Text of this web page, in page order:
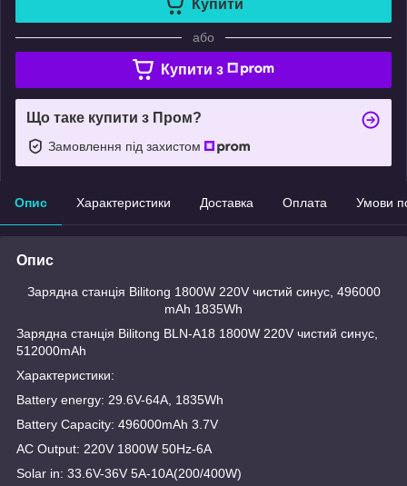
Купити
або
Купити з
Що таке купити з Пром?
Замовлення під захистом
Опис Характеристики Доставка Оплата Умови
Опис
Зарядна станція Bilitong 1800W 220V чистий синус, 496000
mAh 1835Wh
Зарядна станція Bilitong BLN-A18 1800W 220V чистий синус,
512000mAh
Характеристики:
Battery energy: 29.6V-64A, 1835Wh
Battery Capacity: 496000mAh 3.7V
AC Output: 220V 1800W 50Hz-6A
Solar in: 33.6V-36V 5A-10A(200/400W)